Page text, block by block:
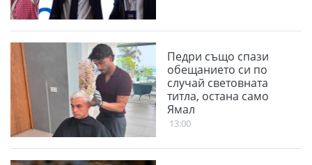
Педри също спази
обещанието си по
случай световната
титла, остана само
Ямал
13:00